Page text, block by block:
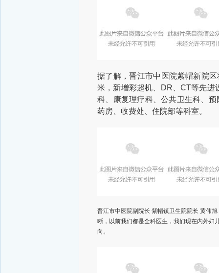
据了解，晋江市中医院紫帽新院
米，新增彩超机、DR、CT等先进
科、康复理疗科、公共卫生科、
药房、收费处、住院部等科室。
晋江市中医院副院长 紫帽镇卫生院院长 黄伟
晰，以前我们都是全科医生，我们现在内外妇
向。